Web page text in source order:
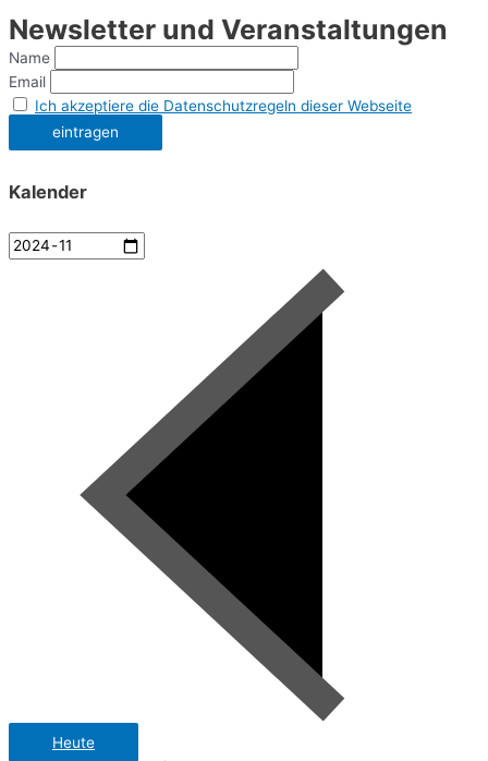
Newsletter und Veranstaltungen
Name
Email
Ich akzeptiere die Datenschutzregeln dieser Webseite
Kalender
Heute